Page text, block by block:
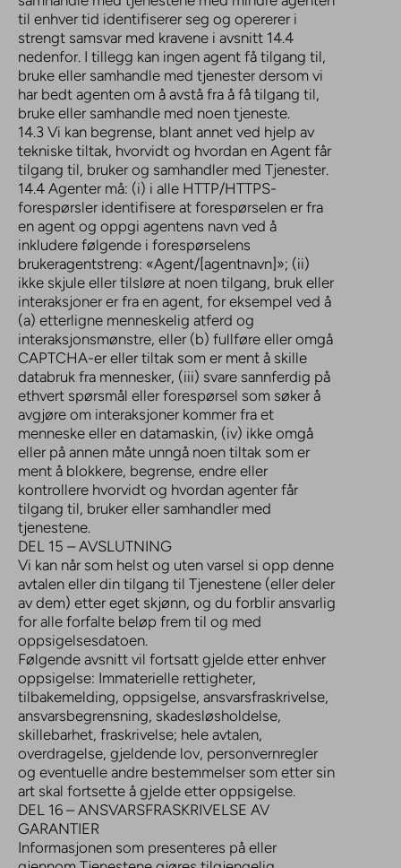
til enhver tid identifiserer seg og opererer i
strengt samsvar med kravene i avsnitt 14.4
nedenfor. I tillegg kan ingen agent få tilgang til,
bruke eller samhandle med tjenester dersom vi
har bedt agenten om å avstå fra å få tilgang til,
bruke eller samhandle med noen tjeneste.
14.3 Vi kan begrense, blant annet ved hjelp av
tekniske tiltak, hvorvidt og hvordan en Agent får
tilgang til, bruker og samhandler med Tjenester.
14.4 Agenter må: (i) i alle HTTP/HTTPS-
forespørsler identifisere at forespørselen er fra
en agent og oppgi agentens navn ved å
inkludere følgende i forespørselens
brukeragentstreng: «Agent/[agentnavn]»; (ii)
ikke skjule eller tilsløre at noen tilgang, bruk eller
interaksjoner er fra en agent, for eksempel ved å
(a) etterligne menneskelig atferd og
interaksjonsmønstre, eller (b) fullføre eller omgå
CAPTCHA-er eller tiltak som er ment å skille
databruk fra mennesker, (iii) svare sannferdig på
ethvert spørsmål eller forespørsel som søker å
avgjøre om interaksjoner kommer fra et
menneske eller en datamaskin, (iv) ikke omgå
eller på annen måte unngå noen tiltak som er
ment å blokkere, begrense, endre eller
kontrollere hvorvidt og hvordan agenter får
tilgang til, bruker eller samhandler med
tjenestene.
DEL 15 – AVSLUTNING
Vi kan når som helst og uten varsel si opp denne
avtalen eller din tilgang til Tjenestene (eller deler
av dem) etter eget skjønn, og du forblir ansvarlig
for alle forfalte beløp frem til og med
oppsigelsesdatoen.
Følgende avsnitt vil fortsatt gjelde etter enhver
oppsigelse: Immaterielle rettigheter,
tilbakemelding, oppsigelse, ansvarsfraskrivelse,
ansvarsbegrensning, skadesløsholdelse,
skillebarhet, fraskrivelse; hele avtalen,
overdragelse, gjeldende lov, personvernregler
og eventuelle andre bestemmelser som etter sin
art skal fortsette å gjelde etter oppsigelse.
DEL 16 – ANSVARSFRASKRIVELSE AV
GARANTIER
Informasjonen som presenteres på eller